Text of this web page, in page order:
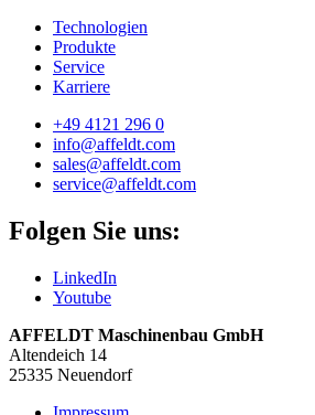
Technologien
Produkte
Service
Karriere
+49 4121 296 0
info@affeldt.com
sales@affeldt.com
service@affeldt.com
Folgen Sie uns:
LinkedIn
Youtube
AFFELDT Maschinenbau GmbH
Altendeich 14
25335 Neuendorf